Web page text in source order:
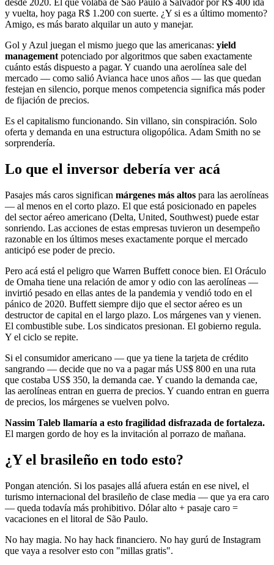
desde 2020. El que volaba de São Paulo a Salvador por R$ 400 ida
y vuelta, hoy paga R$ 1.200 con suerte. ¿Y si es a último momento?
Amigo, es más barato alquilar un auto y manejar.
Gol y Azul juegan el mismo juego que las americanas: yield
management potenciado por algoritmos que saben exactamente
cuánto estás dispuesto a pagar. Y cuando una aerolínea sale del
mercado — como salió Avianca hace unos años — las que quedan
festejan en silencio, porque menos competencia significa más poder
de fijación de precios.
Es el capitalismo funcionando. Sin villano, sin conspiración. Solo
oferta y demanda en una estructura oligopólica. Adam Smith no se
sorprendería.
Lo que el inversor debería ver acá
Pasajes más caros significan márgenes más altos para las aerolíneas
— al menos en el corto plazo. El que está posicionado en papeles
del sector aéreo americano (Delta, United, Southwest) puede estar
sonriendo. Las acciones de estas empresas tuvieron un desempeño
razonable en los últimos meses exactamente porque el mercado
anticipó ese poder de precio.
Pero acá está el peligro que Warren Buffett conoce bien. El Oráculo
de Omaha tiene una relación de amor y odio con las aerolíneas —
invirtió pesado en ellas antes de la pandemia y vendió todo en el
pánico de 2020. Buffett siempre dijo que el sector aéreo es un
destructor de capital en el largo plazo. Los márgenes van y vienen.
El combustible sube. Los sindicatos presionan. El gobierno regula.
Y el ciclo se repite.
Si el consumidor americano — que ya tiene la tarjeta de crédito
sangrando — decide que no va a pagar más US$ 800 en una ruta
que costaba US$ 350, la demanda cae. Y cuando la demanda cae,
las aerolíneas entran en guerra de precios. Y cuando entran en guerra
de precios, los márgenes se vuelven polvo.
Nassim Taleb llamaría a esto fragilidad disfrazada de fortaleza.
El margen gordo de hoy es la invitación al porrazo de mañana.
¿Y el brasileño en todo esto?
Pongan atención. Si los pasajes allá afuera están en ese nivel, el
turismo internacional del brasileño de clase media — que ya era caro
— queda todavía más prohibitivo. Dólar alto + pasaje caro =
vacaciones en el litoral de São Paulo.
No hay magia. No hay hack financiero. No hay gurú de Instagram
que vaya a resolver esto con "millas gratis".